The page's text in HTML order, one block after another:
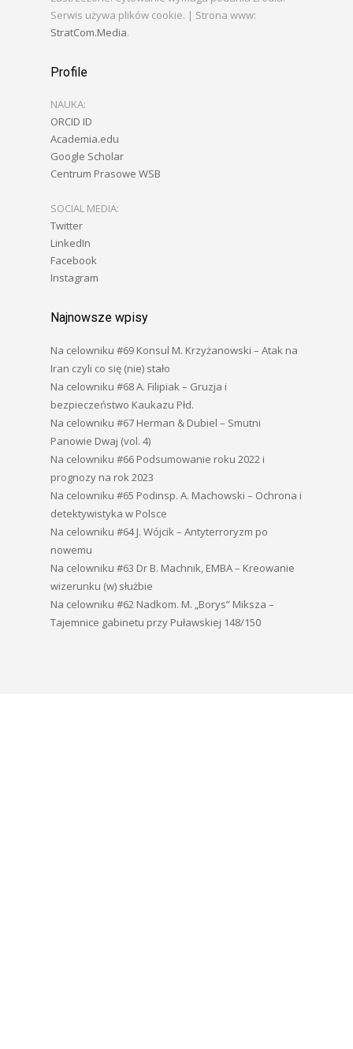
Serwis używa plików cookie. | Strona www:
StratCom.Media.
Profile
NAUKA:
ORCID ID
Academia.edu
Google Scholar
Centrum Prasowe WSB
SOCIAL MEDIA:
Twitter
LinkedIn
Facebook
Instagram
Najnowsze wpisy
Na celowniku #69 Konsul M. Krzyżanowski – Atak na
Iran czyli co się (nie) stało
Na celowniku #68 A. Filipiak – Gruzja i
bezpieczeństwo Kaukazu Płd.
Na celowniku #67 Herman & Dubiel – Smutni
Panowie Dwaj (vol. 4)
Na celowniku #66 Podsumowanie roku 2022 i
prognozy na rok 2023
Na celowniku #65 Podinsp. A. Machowski – Ochrona i
detektywistyka w Polsce
Na celowniku #64 J. Wójcik – Antyterroryzm po
nowemu
Na celowniku #63 Dr B. Machnik, EMBA – Kreowanie
wizerunku (w) służbie
Na celowniku #62 Nadkom. M. „Borys” Miksza –
Tajemnice gabinetu przy Puławskiej 148/150